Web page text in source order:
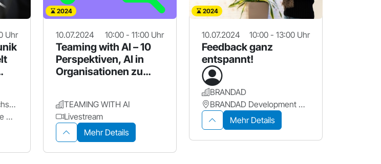
Uhr
Ohm - Technische Hochschule Nürnberg Georg Simon Ohm
Technische Hochschule Nürnberg Georg Simon Ohm
2024
10.07.2024 10:00 - 11:00 Uhr
Teaming with AI – 10
Perspektiven, AI in
Organisationen zu
TEAMING WITH AI
Livestream
Mehr Details
2024
10.07.2024 10:00 - 13:00 Uhr
Feedback ganz
entspannt!
BRANDAD
BRANDAD Development GmbH
Mehr Details